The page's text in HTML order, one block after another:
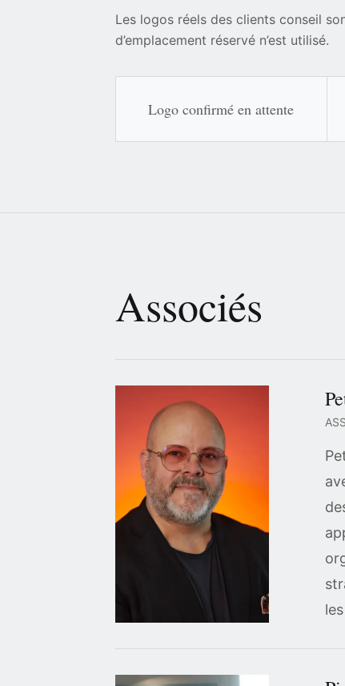
Les logos réels des clients conseil
d’emplacement réservé n’est utilisé.
Logo confirmé en attente
Associés